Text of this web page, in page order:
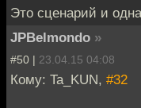
Это сценарий и
JPBelmondo »
#50 | 23.04.15 04:08
Кому: Ta_KUN, #32